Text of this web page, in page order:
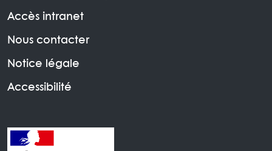
Accès intranet
Nous contacter
Notice légale
Accessibilité